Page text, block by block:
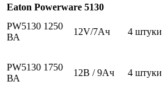
Eaton Powerware 5130
PW5130 1250
ВА
12V/7Aч 4 штуки
PW5130 1750
ВА
12В / 9Ач 4 штуки